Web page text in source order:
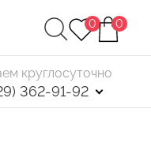
0 0
круглосуточно
362-91-92